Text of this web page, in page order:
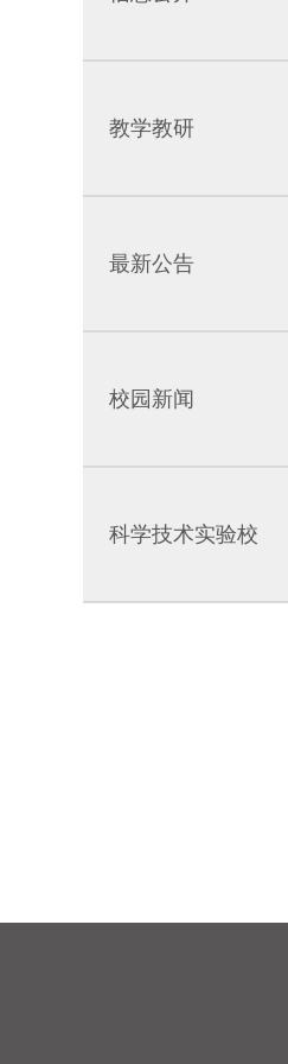
教学教研
最新公告
校园新闻
科学技术实验校